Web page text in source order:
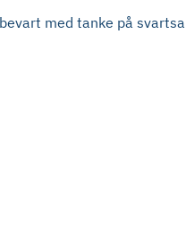
med tanke på